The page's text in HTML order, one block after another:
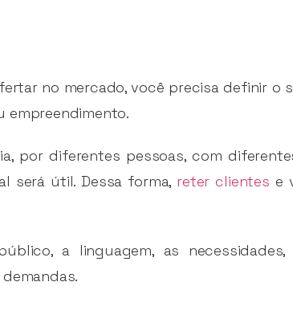
no mercado, você precisa definir o
empreendimento.
por diferentes pessoas, com
será útil. Dessa forma, reter clientes e
a linguagem, as